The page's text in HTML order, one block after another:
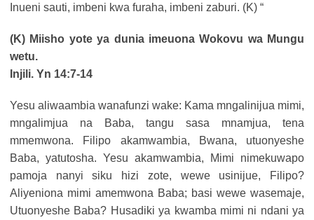
Inueni sauti, imbeni kwa furaha, imbeni zaburi. (K) “
(K) Miisho yote ya dunia imeuona Wokovu wa Mungu
wetu.
Injili. Yn 14:7-14
Yesu aliwaambia wanafunzi wake: Kama mngalinijua mimi,
mngalimjua na Baba, tangu sasa mnamjua, tena
mmemwona. Filipo akamwambia, Bwana, utuonyeshe
Baba, yatutosha. Yesu akamwambia, Mimi nimekuwapo
pamoja nanyi siku hizi zote, wewe usinijue, Filipo?
Aliyeniona mimi amemwona Baba; basi wewe wasemaje,
Utuonyeshe Baba? Husadiki ya kwamba mimi ni ndani ya